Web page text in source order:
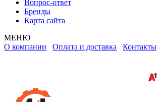
Вопрос-ответ
Бренды
Карта сайта
МЕНЮ
О компании Оплата и доставка Контакты